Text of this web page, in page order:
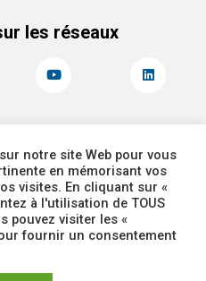
les réseaux
ACCESSIBILITÉ
ADMINISTRATEUR
notre site Web pour vous
en mémorisant vos
visites. En cliquant sur «
à l'utilisation de TOUS
pouvez visiter les «
fournir un consentement